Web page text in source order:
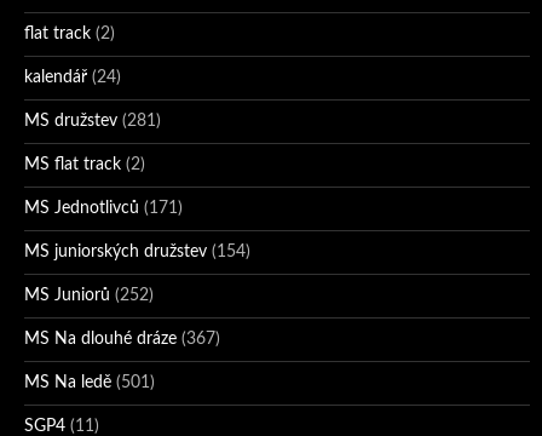
flat track (2)
kalendář (24)
MS družstev (281)
MS flat track (2)
MS Jednotlivců (171)
MS juniorských družstev (154)
MS Juniorů (252)
MS Na dlouhé dráze (367)
MS Na ledě (501)
SGP4 (11)